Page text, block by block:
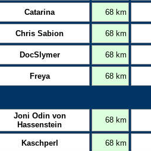
Catarina 68 km
Chris Sabion 68 km
DocSlymer 68 km
Freya 68 km
Joni Odin von
Hassenstein
68 km
Kaschperl 68 km